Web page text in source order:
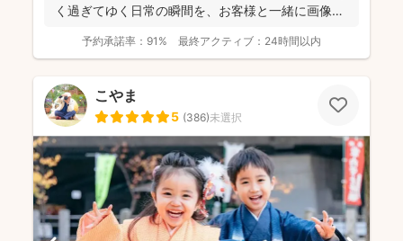
く過ぎてゆく日常の瞬間を、お客様と一緒に画像と
予約承諾率： 91% 最終アクティブ： 24時間以内
こやま
5 (386)未選択